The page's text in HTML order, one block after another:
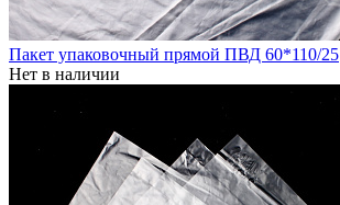
Пакет упаковочный прямой ПВД 60*110/25
Нет в наличии